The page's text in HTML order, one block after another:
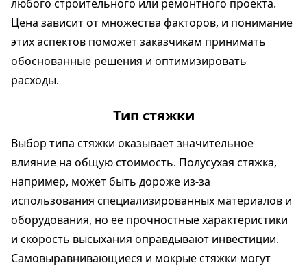
любого строительного или ремонтного проекта.
Цена зависит от множества факторов, и понимание
этих аспектов поможет заказчикам принимать
обоснованные решения и оптимизировать
расходы.
Тип стяжки
Выбор типа стяжки оказывает значительное
влияние на общую стоимость. Полусухая стяжка,
например, может быть дороже из-за
использования специализированных материалов и
оборудования, но ее прочностные характеристики
и скорость высыхания оправдывают инвестиции.
Самовыравнивающиеся и мокрые стяжки могут